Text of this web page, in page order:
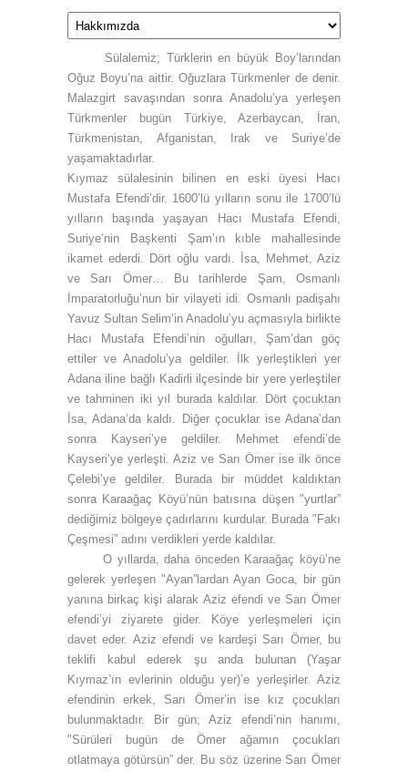
Sülalemiz; Türklerin en büyük Boy’larından
Oğuz Boyu’na aittir. Oğuzlara Türkmenler de denir.
Malazgirt savaşından sonra Anadolu’ya yerleşen
Türkmenler bugün Türkiye, Azerbaycan, İran,
Türkmenistan, Afganistan, Irak ve Suriye’de
yaşamaktadırlar.
Kıymaz sülalesinin bilinen en eski üyesi Hacı
Mustafa Efendi’dir. 1600’lü yılların sonu ile 1700’lü
yılların başında yaşayan Hacı Mustafa Efendi,
Suriye’nin Başkenti Şam’ın kıble mahallesinde
ikamet ederdi. Dört oğlu vardı. İsa, Mehmet, Aziz
ve Sarı Ömer… Bu tarihlerde Şam, Osmanlı
İmparatorluğu’nun bir vilayeti idi. Osmanlı padişahı
Yavuz Sultan Selim’in Anadolu’yu açmasıyla birlikte
Hacı Mustafa Efendi’nin oğulları, Şam’dan göç
ettiler ve Anadolu’ya geldiler. İlk yerleştikleri yer
Adana iline bağlı Kadirli ilçesinde bir yere yerleştiler
ve tahminen iki yıl burada kaldılar. Dört çocuktan
İsa, Adana’da kaldı. Diğer çocuklar ise Adana’dan
sonra Kayseri’ye geldiler. Mehmet efendi’de
Kayseri’ye yerleşti. Aziz ve Sarı Ömer ise ilk önce
Çelebi’ye geldiler. Burada bir müddet kaldıktan
sonra Karaağaç Köyü’nün batısına düşen "yurtlar”
dediğimiz bölgeye çadırlarını kurdular. Burada "Fakı
Çeşmesi” adını verdikleri yerde kaldılar.
O yıllarda, daha önceden Karaağaç köyü’ne
gelerek yerleşen "Ayan”lardan Ayan Goca, bir gün
yanına birkaç kişi alarak Aziz efendi ve Sarı Ömer
efendi’yi ziyarete gider. Köye yerleşmeleri için
davet eder. Aziz efendi ve kardeşi Sarı Ömer, bu
teklifi kabul ederek şu anda bulunan (Yaşar
Kıymaz’ın evlerinin olduğu yer)’e yerleşirler. Aziz
efendinin erkek, Sarı Ömer’in ise kız çocukları
bulunmaktadır. Bir gün; Aziz efendi’nin hanımı,
"Sürüleri bugün de Ömer ağamın çocukları
otlatmaya götürsün” der. Bu söz üzerine Sarı Ömer